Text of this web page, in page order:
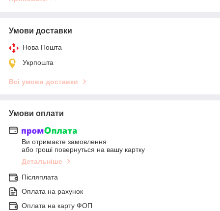
Умови доставки
Нова Пошта
Укрпошта
Всі умови доставки
Умови оплати
Ви отримаєте замовлення
або гроші повернуться на вашу картку
Детальніше
Післяплата
Оплата на рахунок
Оплата на карту ФОП